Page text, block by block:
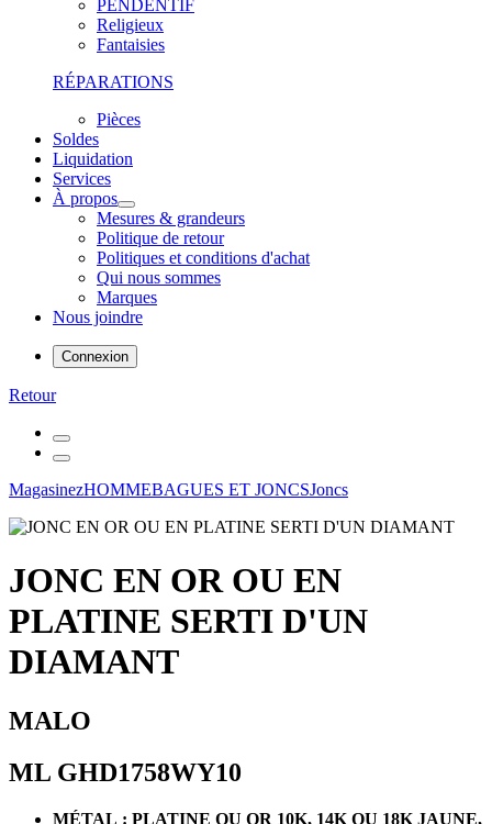
PENDENTIF
Religieux
Fantaisies
RÉPARATIONS
Pièces
Soldes
Liquidation
Services
À propos
Mesures & grandeurs
Politique de retour
Politiques et conditions d'achat
Qui nous sommes
Marques
Nous joindre
Connexion
Retour
MagasinezHOMMEBAGUES ET JONCSJoncs
JONC EN OR OU EN
PLATINE SERTI D'UN
DIAMANT
MALO
ML GHD1758WY10
MÉTAL : PLATINE OU OR 10K, 14K OU 18K JAUNE,